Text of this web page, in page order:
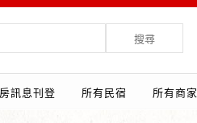
搜尋
訊息刊登 所有民宿 所有商家